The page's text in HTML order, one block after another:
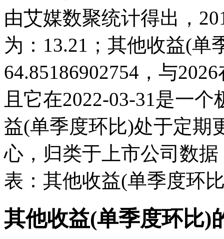
由艾媒数聚统计得出，
为：13.21；其他收益(单
64.85186902754，与
且它在2022-03-31是一
益(单季度环比)处于定期
心，归类于上市公司数
表：其他收益(单季度环
其他收益(单季度环比)